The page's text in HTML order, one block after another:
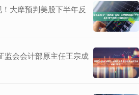
大摩预判美股下半年反
监会会计部原主任王宗成